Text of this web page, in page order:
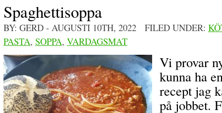
Spaghettisoppa
BY: GERD - AUGUSTI 10TH, 2022 FILED UNDER:
PASTA, SOPPA, VARDAGSMAT
Vi provar
kunna ha
recept jag
på jobbet.